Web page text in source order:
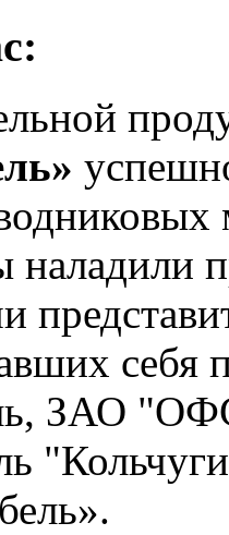
наладили
себя
ЗАО